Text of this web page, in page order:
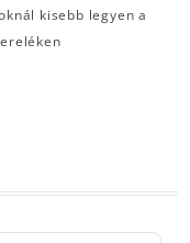
kisebb legyen a